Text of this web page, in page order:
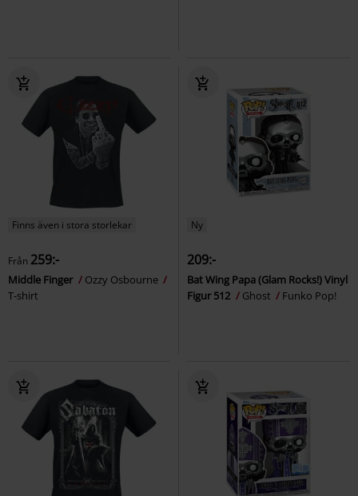
Finns även i stora storlekar
Från 259:-
Middle Finger
Ozzy Osbourne
T-shirt
Ny
209:-
Bat Wing Papa (Glam Rocks!) Vinyl
Figur 512
Ghost Funko Pop!